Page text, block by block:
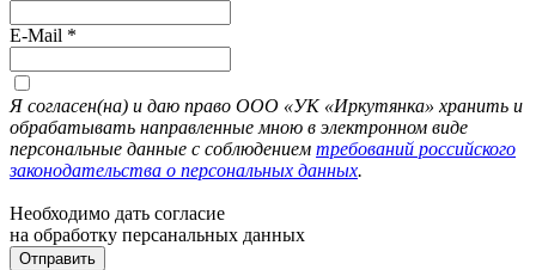
E-Mail *
Я согласен(на) и даю право ООО «УК «Иркутянка» хранить и
обрабатывать направленные мною в электронном виде
персональные данные с соблюдением требований российского
законодательства о персональных данных.
Необходимо дать согласие
на обработку персанальных данных